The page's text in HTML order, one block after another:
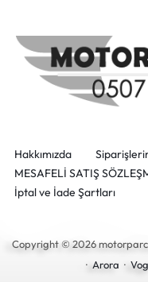
Hakkımızda
MESAFELİ SATIŞ
İptal ve İade Şartları
Copyright © 2026
· Arora ·